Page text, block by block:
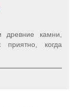
древние камни,
приятно, когда